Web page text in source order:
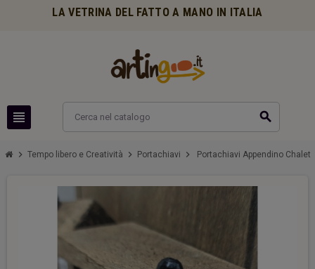
LA VETRINA DEL FATTO A MANO IN ITALIA
view_headline search
chevron_right Tempo libero e Creatività chevron_right Portachiavi chevron_right Portachiavi Appendino Chalet